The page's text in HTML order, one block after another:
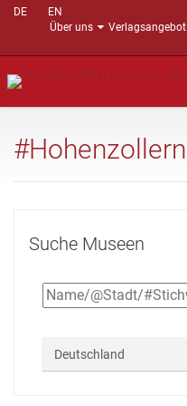
DE
EN
Über uns
Verlagsangebot
#Hohenzollern
Suche Museen